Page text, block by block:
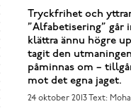
Tryckfrihet och
”Alfabetisering” går
klättra ännu högre
tagit den
påminnas om –
mot det egna jaget.
24 oktober 2013 Text: